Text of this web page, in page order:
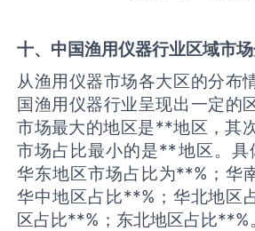
十、中国渔用仪器行业区域市
从渔用仪器市场各大区的分布
国渔用仪器行业呈现出一定的
市场最大的地区是**地区，其
市场占比最小的是**地区。
华东地区市场占比为**%；华
华中地区占比**%；华北地区
区占比**%；东北地区占比**%